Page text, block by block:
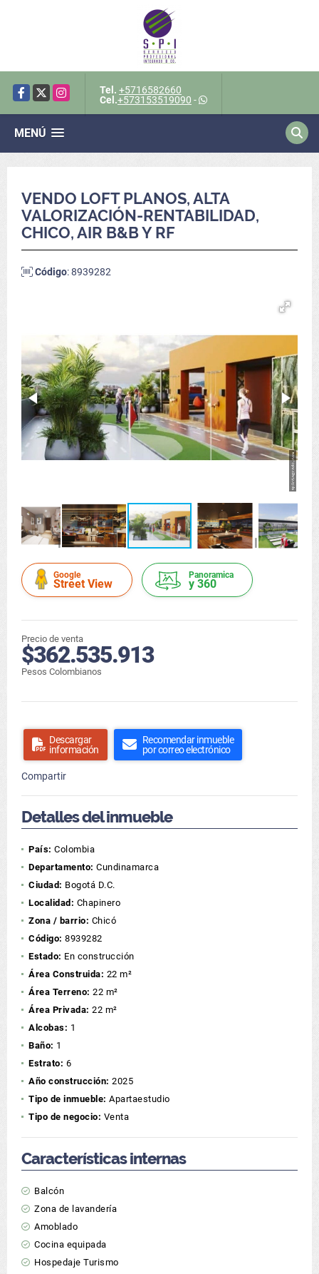
Facebook
X Instagram Tel. +5716582660
Cel.+573153519090 -
MENÚ
VENDO LOFT PLANOS, ALTA
VALORIZACIÓN-RENTABILIDAD,
CHICO, AIR B&B Y RF
Código: 8939282
Google
Street View
Panoramica
y 360
Precio de venta
$362.535.913
Pesos Colombianos
Descargar
información
Recomendar inmueble
por correo electrónico
Compartir
Detalles del inmueble
País: Colombia
Departamento: Cundinamarca
Ciudad: Bogotá D.C.
Localidad: Chapinero
Zona / barrio: Chicó
Código: 8939282
Estado: En construcción
Área Construida: 22 m²
Área Terreno: 22 m²
Área Privada: 22 m²
Alcobas: 1
Baño: 1
Estrato: 6
Año construcción: 2025
Tipo de inmueble: Apartaestudio
Tipo de negocio: Venta
Características internas
Balcón
Zona de lavandería
Amoblado
Cocina equipada
Hospedaje Turismo